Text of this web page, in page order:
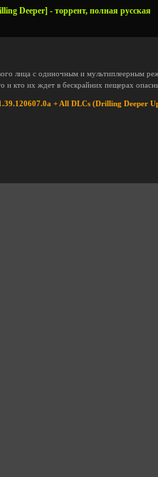
Deeper] - торрент, полная русская
лица с одиночным и мультиплеерным
и кто их ждет в бескрайних пещерах
+ All DLCs (Drilling Deeper